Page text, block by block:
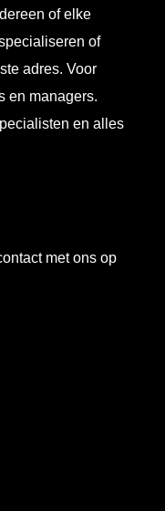
met ons op
of elke
of
adres. Voor
en managers.
en alles